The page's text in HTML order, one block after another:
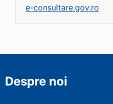
e-consultare.gov.ro
Despre noi